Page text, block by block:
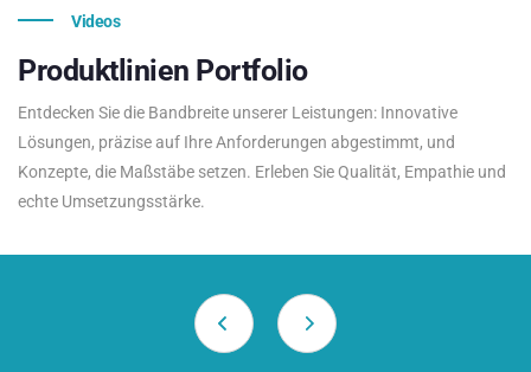
Videos
Produktlinien Portfolio
Entdecken Sie die Bandbreite unserer Leistungen: Innovative
Lösungen, präzise auf Ihre Anforderungen abgestimmt, und
Konzepte, die Maßstäbe setzen. Erleben Sie Qualität, Empathie und
echte Umsetzungsstärke.